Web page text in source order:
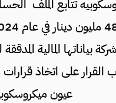
القرار على اتخاذ
عيون